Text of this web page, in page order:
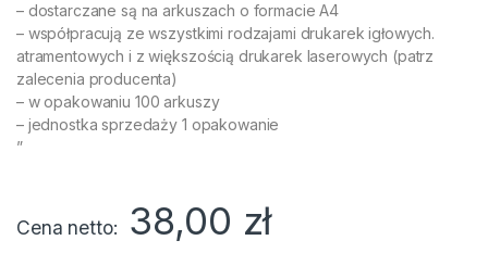
– dostarczane są na arkuszach o formacie A4
– współpracują ze wszystkimi rodzajami drukarek igłowych.
atramentowych i z większością drukarek laserowych (patrz
zalecenia producenta)
– w opakowaniu 100 arkuszy
– jednostka sprzedaży 1 opakowanie
”
Cena netto 38,00 zł